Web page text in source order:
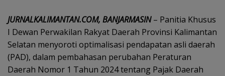
JURNALKALIMANTAN.COM, BANJARMASIN– Panitia Khusus
I Dewan Perwakilan Rakyat Daerah Provinsi Kalimantan
Selatan menyoroti optimalisasi pendapatan asli daerah
(PAD), dalam pembahasan perubahan Peraturan
Daerah Nomor 1 Tahun 2024 tentang Pajak Daerah